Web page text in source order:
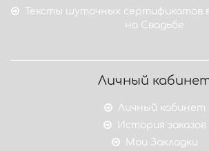
Тексты шуточных сертификатов
на Свадьбе
Личный
Личный кабинет
История заказов
Мои Закладки